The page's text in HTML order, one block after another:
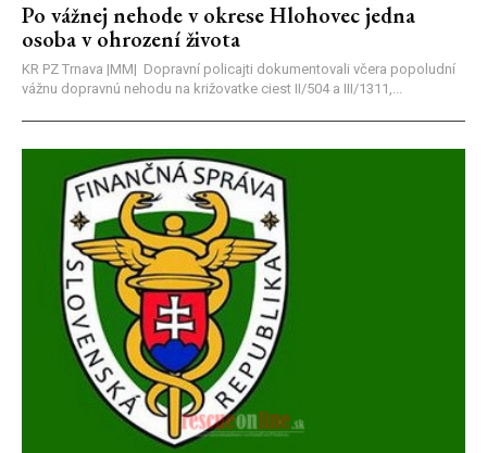
Po vážnej nehode v okrese Hlohovec jedna
osoba v ohrození života
KR PZ Trnava |MM| Dopravní policajti dokumentovali včera popoludní
vážnu dopravnú nehodu na križovatke ciest II/504 a III/1311,...